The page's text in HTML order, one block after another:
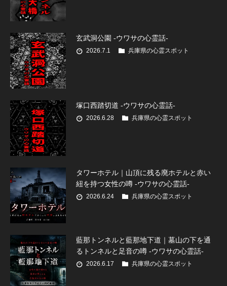
玄武洞公園 -ウワサの心霊話-
2026.7.1 兵庫県の心霊スポット
塚口西踏切道 -ウワサの心霊話-
2026.6.28 兵庫県の心霊スポット
タワーホテル｜山頂に残る廃ホテルと赤い
紐を持つ女性の噂 -ウワサの心霊話-
2026.6.24 兵庫県の心霊スポット
藍那トンネルと藍那地下道｜墓山の下を通
るトンネルと足音の噂 -ウワサの心霊話-
2026.6.17 兵庫県の心霊スポット